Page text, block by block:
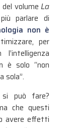
del volumeLa
parlare di
non è
per
è solo “non
sola”.
può fare?
che questi
avere effetti